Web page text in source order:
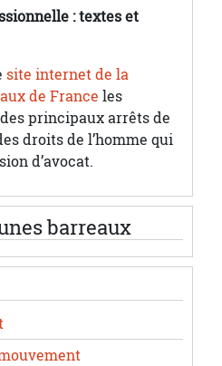
: textes et
site internet de la
de France les
principaux arrêts de
droits de l’homme qui
d’avocat.
barreaux